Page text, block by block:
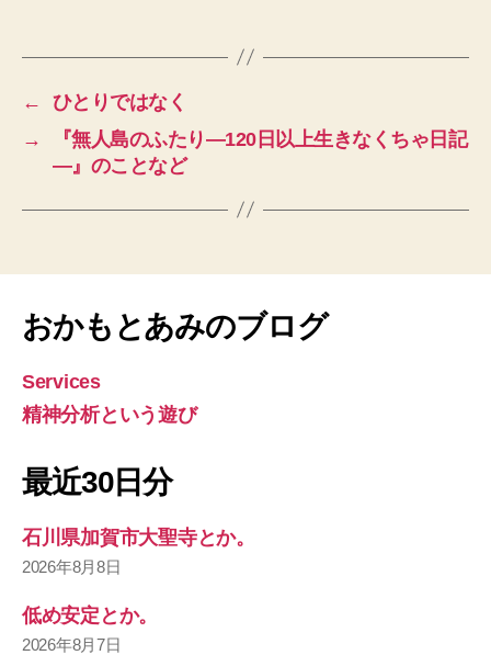
←
ひとりではなく
→
『無人島のふたり―120日以上生きなくちゃ日記
―』のことなど
おかもとあみのブログ
Services
精神分析という遊び
最近30日分
石川県加賀市大聖寺とか。
2026年8月8日
低め安定とか。
2026年8月7日